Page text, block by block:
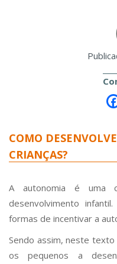
COMO
CRIANÇAS?
A autonomia é uma
desenvolvimento
formas de incentivar a
Sendo assim, neste
os pequenos a